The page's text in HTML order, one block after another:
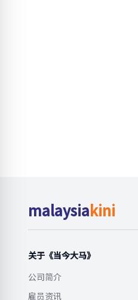
malaysiakini
关于《当今大马》
公司简介
雇员资讯